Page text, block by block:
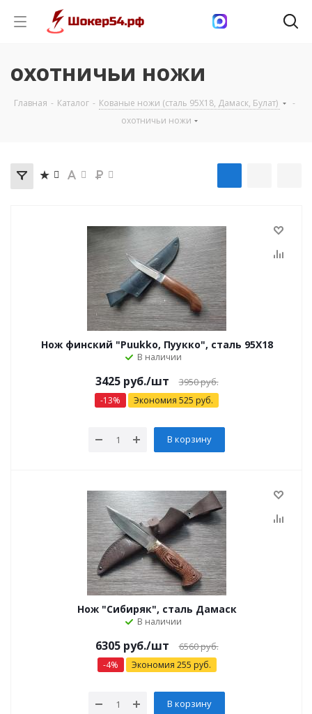
охотничьи ножи
Главная - Каталог - Кованые ножи (сталь 95Х18, Дамаск, Булат)
-
охотничьи ножи
Нож финский "Puukko, Пуукко", сталь 95Х18
В наличии
3425 руб./шт 3950 руб.
-13% Экономия 525 руб.
В корзину
Нож "Сибиряк", сталь Дамаск
В наличии
6305 руб./шт 6560 руб.
-4% Экономия 255 руб.
В корзину